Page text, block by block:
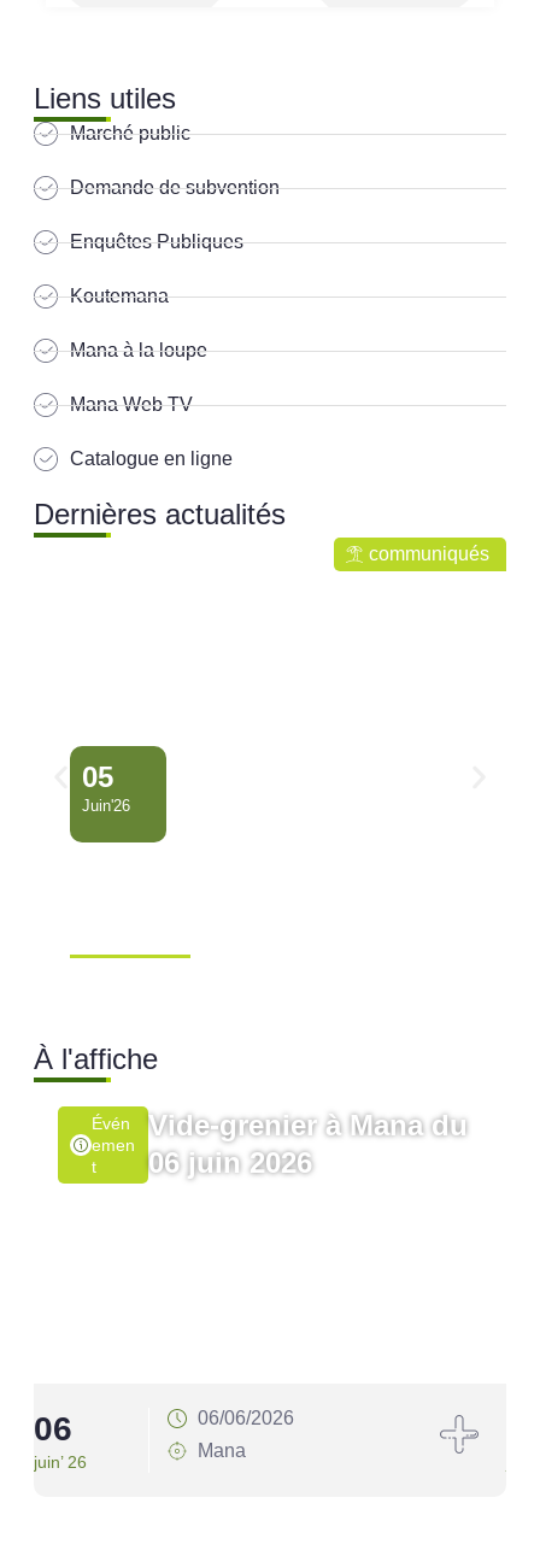
Liens utiles
Marché public
Demande de subvention
Enquêtes Publiques
Koutemana
Mana à la loupe
Mana Web TV
Catalogue en ligne
Dernières actualités
communiqués
05
Juin'26
À l'affiche
Évén
Emen
T
Vide-grenier à Mana du
06 juin 2026
06
juin’ 26
06/06/2026
Mana